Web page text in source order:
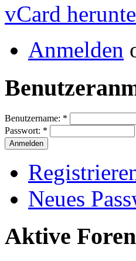
vCard
Anmelden
Benutzername: *
Passwort: *
Neues
Aktive